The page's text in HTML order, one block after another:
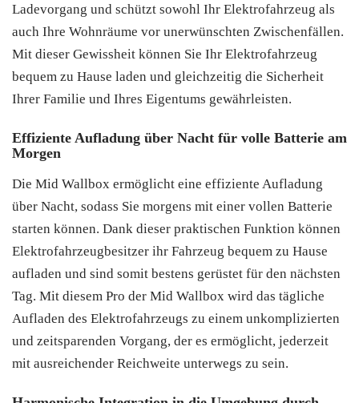
Ladevorgang und schützt sowohl Ihr Elektrofahrzeug als
auch Ihre Wohnräume vor unerwünschten Zwischenfällen.
Mit dieser Gewissheit können Sie Ihr Elektrofahrzeug
bequem zu Hause laden und gleichzeitig die Sicherheit
Ihrer Familie und Ihres Eigentums gewährleisten.
Effiziente Aufladung über Nacht für volle Batterie am
Morgen
Die Mid Wallbox ermöglicht eine effiziente Aufladung
über Nacht, sodass Sie morgens mit einer vollen Batterie
starten können. Dank dieser praktischen Funktion können
Elektrofahrzeugbesitzer ihr Fahrzeug bequem zu Hause
aufladen und sind somit bestens gerüstet für den nächsten
Tag. Mit diesem Pro der Mid Wallbox wird das tägliche
Aufladen des Elektrofahrzeugs zu einem unkomplizierten
und zeitsparenden Vorgang, der es ermöglicht, jederzeit
mit ausreichender Reichweite unterwegs zu sein.